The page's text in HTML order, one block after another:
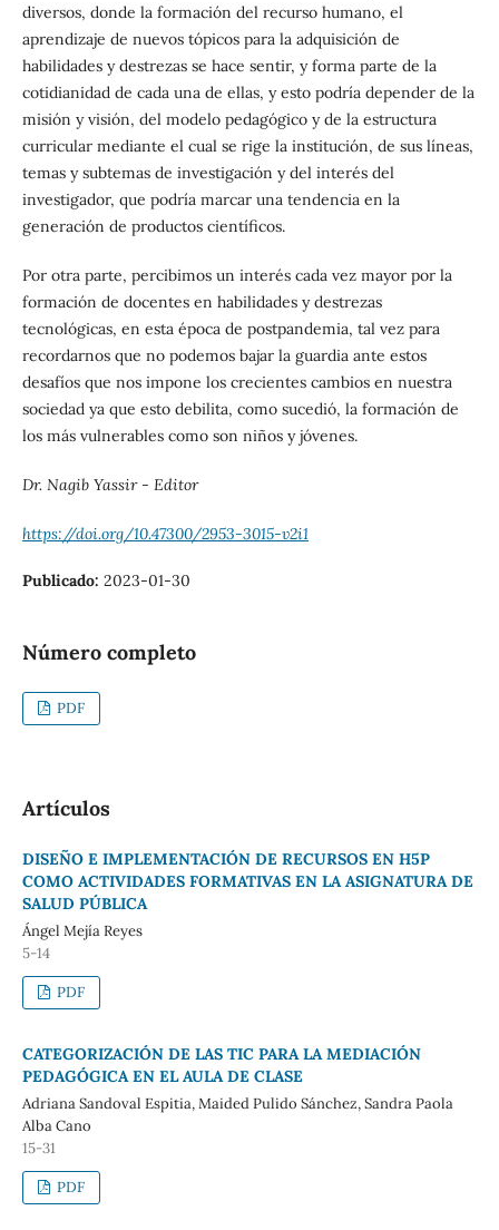
diversos, donde la formación del recurso humano, el
aprendizaje de nuevos tópicos para la adquisición de
habilidades y destrezas se hace sentir, y forma parte de la
cotidianidad de cada una de ellas, y esto podría depender de la
misión y visión, del modelo pedagógico y de la estructura
curricular mediante el cual se rige la institución, de sus líneas,
temas y subtemas de investigación y del interés del
investigador, que podría marcar una tendencia en la
generación de productos científicos.
Por otra parte, percibimos un interés cada vez mayor por la
formación de docentes en habilidades y destrezas
tecnológicas, en esta época de postpandemia, tal vez para
recordarnos que no podemos bajar la guardia ante estos
desafíos que nos impone los crecientes cambios en nuestra
sociedad ya que esto debilita, como sucedió, la formación de
los más vulnerables como son niños y jóvenes.
Dr. Nagib Yassir - Editor
https://doi.org/10.47300/2953-3015-v2i1
Publicado: 2023-01-30
Número completo
PDF
Artículos
DISEÑO E IMPLEMENTACIÓN DE RECURSOS EN H5P
COMO ACTIVIDADES FORMATIVAS EN LA ASIGNATURA DE
SALUD PÚBLICA
Ángel Mejía Reyes
5-14
PDF
CATEGORIZACIÓN DE LAS TIC PARA LA MEDIACIÓN
PEDAGÓGICA EN EL AULA DE CLASE
Adriana Sandoval Espitia, Maided Pulido Sánchez, Sandra Paola
Alba Cano
15-31
PDF